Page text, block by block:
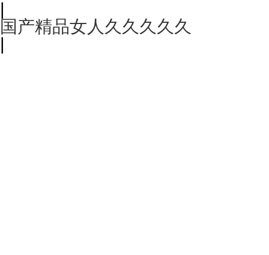
|
国产精品女人久久久久久
|